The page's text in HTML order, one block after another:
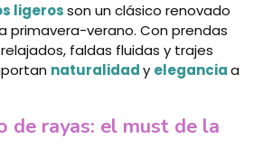
ligerosson un clásico renovado
primavera-verano. Con prendas
faldas fluidas y trajes
naturalidady eleganciaa
de rayas: el must de la